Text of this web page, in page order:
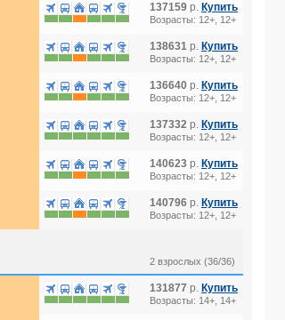
137159 р. Купить
Возрасты: 12+, 12+
138631 р. Купить
Возрасты: 12+, 12+
136640 р. Купить
Возрасты: 12+, 12+
137332 р. Купить
Возрасты: 12+, 12+
140623 р. Купить
Возрасты: 12+, 12+
140796 р. Купить
Возрасты: 12+, 12+
2 взрослых (36/36)
131877 р. Купить
Возрасты: 14+, 14+